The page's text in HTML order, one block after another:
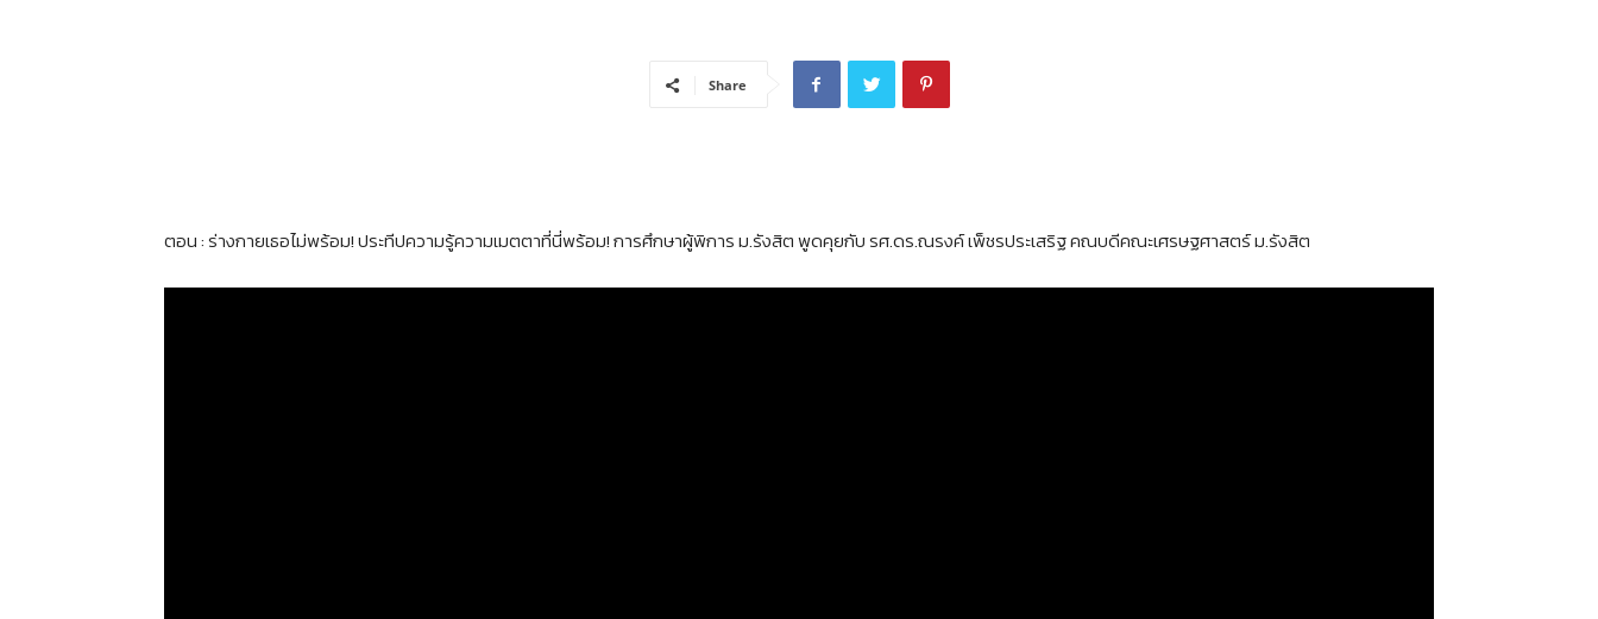
เศรษฐศาสตร์
มหาวิทยาลัย
Share
ตอน : ร่างกายเธอไม่พร้อม! ประทีปความรู้ความเมตตาที่นี่พร้อม! การศึกษาผู้พิการ ม.รังสิต พูดคุยกับ รศ.ดร.ณรงค์ เพ็ชรประเสริฐ คณบดีคณะเศรษฐศาสตร์ ม.รังสิต